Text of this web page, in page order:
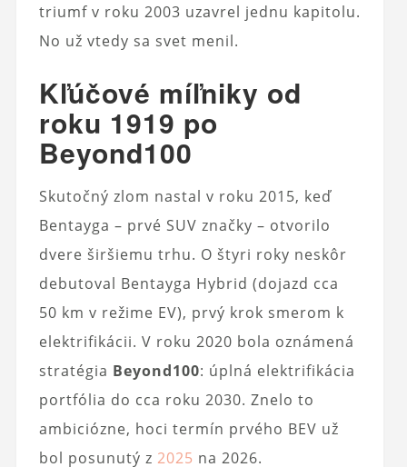
triumf v roku 2003 uzavrel jednu kapitolu.
No už vtedy sa svet menil.
Kľúčové míľniky od
roku 1919 po
Beyond100
Skutočný zlom nastal v roku 2015, keď
Bentayga – prvé SUV značky – otvorilo
dvere širšiemu trhu. O štyri roky neskôr
debutoval Bentayga Hybrid (dojazd cca
50 km v režime EV), prvý krok smerom k
elektrifikácii. V roku 2020 bola oznámená
stratégia Beyond100: úplná elektrifikácia
portfólia do cca roku 2030. Znelo to
ambiciózne, hoci termín prvého BEV už
bol posunutý z 2025 na 2026.